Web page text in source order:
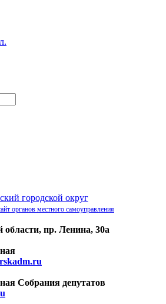
городской округ
органов местного самоуправления
области, пр. Ленина, 30а
Собрания депутатов